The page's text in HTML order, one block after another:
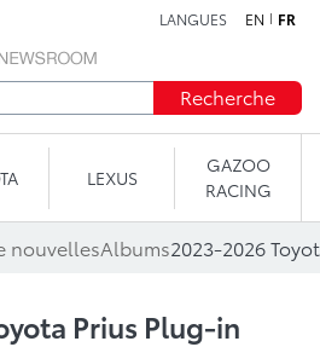
LANGUES EN FR
Recherche
LEXUS
GAZOO
RACING
nouvellesAlbums2023-2026
Prius Plug-in